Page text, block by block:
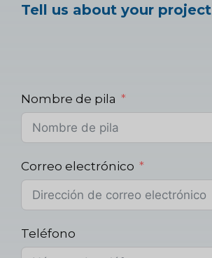
Tell us about your project
Nombre de pila
Correo electrónico
Teléfono